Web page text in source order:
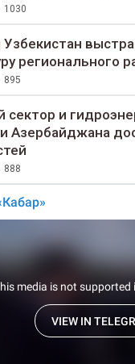
1030
регионального
895
сектор и
Азербайджана
888